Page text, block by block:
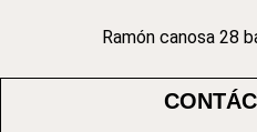
Ramón canosa 28